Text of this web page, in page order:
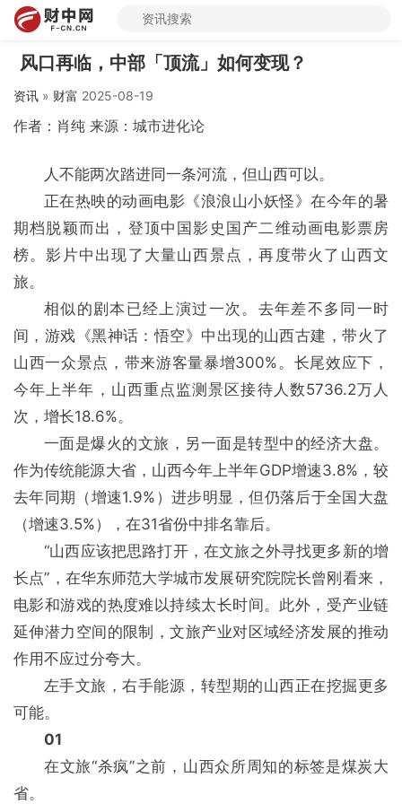
风口再临，中部「顶流」如何变现？
资讯 » 财富 2025-08-19
作者：肖纯 来源：城市进化论
人不能两次踏进同一条河流，但山西可以。
正在热映的动画电影《浪浪山小妖怪》在今年的暑
期档脱颖而出，登顶中国影史国产二维动画电影票房
榜。影片中出现了大量山西景点，再度带火了山西文
旅。
相似的剧本已经上演过一次。去年差不多同一时
间，游戏《黑神话：悟空》中出现的山西古建，带火了
山西一众景点，带来游客量暴增300%。长尾效应下，
今年上半年，山西重点监测景区接待人数5736.2万人
次，增长18.6%。
一面是爆火的文旅，另一面是转型中的经济大盘。
作为传统能源大省，山西今年上半年GDP增速3.8%，较
去年同期（增速1.9%）进步明显，但仍落后于全国大盘
（增速3.5%），在31省份中排名靠后。
“山西应该把思路打开，在文旅之外寻找更多新的增
长点”，在华东师范大学城市发展研究院院长曾刚看来，
电影和游戏的热度难以持续太长时间。此外，受产业链
延伸潜力空间的限制，文旅产业对区域经济发展的推动
作用不应过分夸大。
左手文旅，右手能源，转型期的山西正在挖掘更多
可能。
01
在文旅“杀疯”之前，山西众所周知的标签是煤炭大
省。